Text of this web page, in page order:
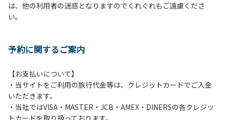
午後5時まで）です。チェックインの手続きを行っていない
方や使用人数が増えた場合は、必ず手続きを行ってくださ
ら午前10時までの間にゴミステーションに出してください。
は、お持ち帰りをお願いします。
【禁止事項】
カラオケ、発電機、地面での直火による焚き火、キャンプフ
ァイヤー、打ち上げ式花火、テントサウナの設置
は、他の利用者の迷惑となりますのでくれぐれもご遠慮くださ
い。
予約に関するご案内
【お支払いについて】
・当サイトをご利用の旅行代金等は、クレジットカードでご入金
いただきます。
・当社ではVISA・MASTER・JCB・AMEX・DINERSの各クレジッ
トカードを取り扱っております。